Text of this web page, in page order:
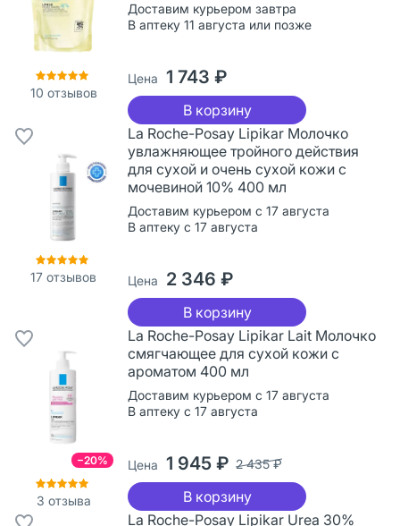
10 отзывов
Доставим курьером завтра
В аптеку 11 августа или позже
Цена 1 743 ₽
В корзину
17 отзывов
La Roche-Posay Lipikar Молочко
увлажняющее тройного действия
для сухой и очень сухой кожи с
мочевиной 10% 400 мл
Доставим курьером с 17 августа
В аптеку с 17 августа
Цена 2 346 ₽
В корзину
−20%
3 отзыва
La Roche-Posay Lipikar Lait Молочко
смягчающее для сухой кожи с
ароматом 400 мл
Доставим курьером с 17 августа
В аптеку с 17 августа
Цена 1 945 ₽ 2 435 ₽
В корзину
La Roche-Posay Lipikar Urea 30%